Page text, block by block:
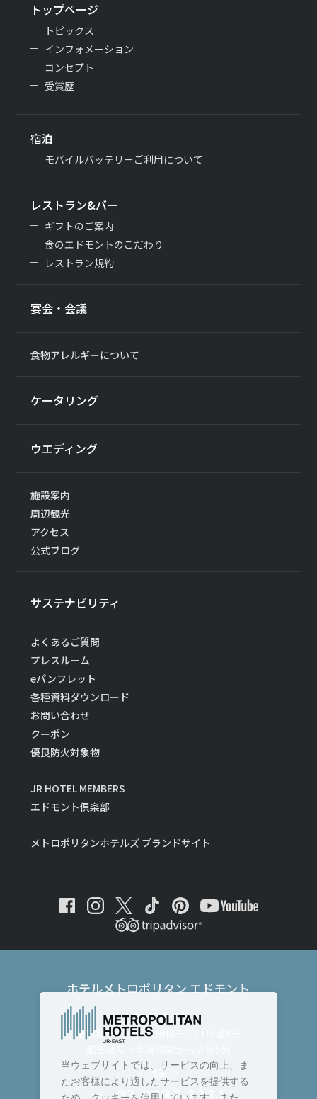
トップページ
トピックス
インフォメーション
コンセプト
受賞歴
宿泊
モバイルバッテリーご利用について
レストラン&バー
ギフトのご案内
食のエドモントのこだわり
レストラン規約
宴会・会議
食物アレルギーについて
ケータリング
ウエディング
施設案内
周辺観光
アクセス
公式ブログ
サステナビリティ
よくあるご質問
プレスルーム
eパンフレット
各種資料ダウンロード
お問い合わせ
クーポン
優良防火対象物
JR HOTEL MEMBERS
エドモント倶楽部
メトロポリタンホテルズ ブランドサイト
ホテルメトロポリタン エドモント
〒102-8130
東京都千代田区飯田橋三丁目10番8号
＜ 代表 ＞
当ウェブサイトでは、サービスの向上、ま
たお客様により適したサービスを提供する